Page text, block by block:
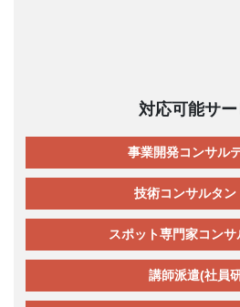
対応可能サ
事業開発コンサル
技術コンサルタン
スポット専門家コン
講師派遣(社員